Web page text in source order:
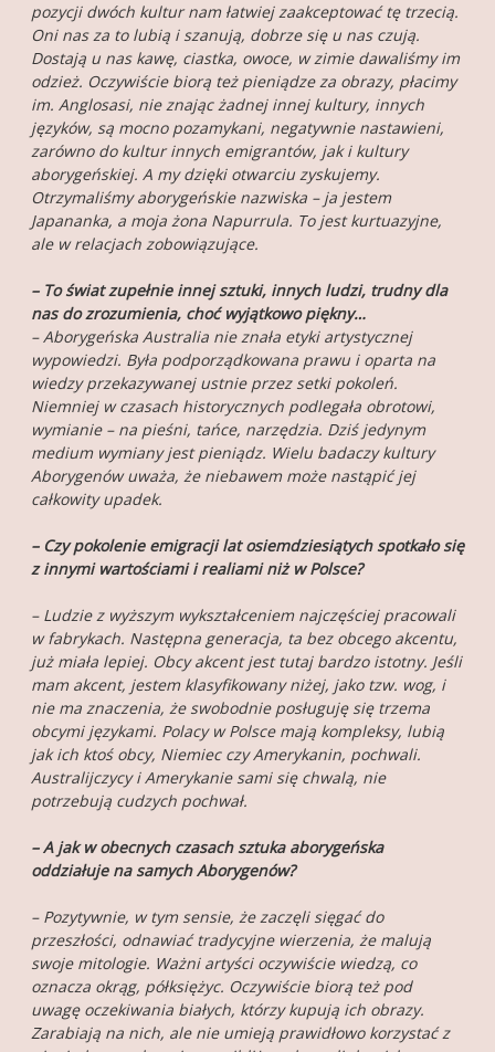
pozycji dwóch kultur nam łatwiej zaakceptować tę trzecią.
Oni nas za to lubią i szanują, dobrze się u nas czują.
Dostają u nas kawę, ciastka, owoce, w zimie dawaliśmy im
odzież. Oczywiście biorą też pieniądze za obrazy, płacimy
im. Anglosasi, nie znając żadnej innej kultury, innych
języków, są mocno pozamykani, negatywnie nastawieni,
zarówno do kultur innych emigrantów, jak i kultury
aborygeńskiej. A my dzięki otwarciu zyskujemy.
Otrzymaliśmy aborygeńskie nazwiska – ja jestem
Japananka, a moja żona Napurrula. To jest kurtuazyjne,
ale w relacjach zobowiązujące.
– To świat zupełnie innej sztuki, innych ludzi, trudny dla
nas do zrozumienia, choć wyjątkowo piękny…
– Aborygeńska Australia nie znała etyki artystycznej
wypowiedzi. Była podporządkowana prawu i oparta na
wiedzy przekazywanej ustnie przez setki pokoleń.
Niemniej w czasach historycznych podlegała obrotowi,
wymianie – na pieśni, tańce, narzędzia. Dziś jedynym
medium wymiany jest pieniądz. Wielu badaczy kultury
Aborygenów uważa, że niebawem może nastąpić jej
całkowity upadek.
– Czy pokolenie emigracji lat osiemdziesiątych spotkało się
z innymi wartościami i realiami niż w Polsce?
– Ludzie z wyższym wykształceniem najczęściej pracowali
w fabrykach. Następna generacja, ta bez obcego akcentu,
już miała lepiej. Obcy akcent jest tutaj bardzo istotny. Jeśli
mam akcent, jestem klasyfikowany niżej, jako tzw. wog, i
nie ma znaczenia, że swobodnie posługuję się trzema
obcymi językami. Polacy w Polsce mają kompleksy, lubią
jak ich ktoś obcy, Niemiec czy Amerykanin, pochwali.
Australijczycy i Amerykanie sami się chwalą, nie
potrzebują cudzych pochwał.
– A jak w obecnych czasach sztuka aborygeńska
oddziałuje na samych Aborygenów?
– Pozytywnie, w tym sensie, że zaczęli sięgać do
przeszłości, odnawiać tradycyjne wierzenia, że malują
swoje mitologie. Ważni artyści oczywiście wiedzą, co
oznacza okrąg, półksiężyc. Oczywiście biorą też pod
uwagę oczekiwania białych, którzy kupują ich obrazy.
Zarabiają na nich, ale nie umieją prawidłowo korzystać z